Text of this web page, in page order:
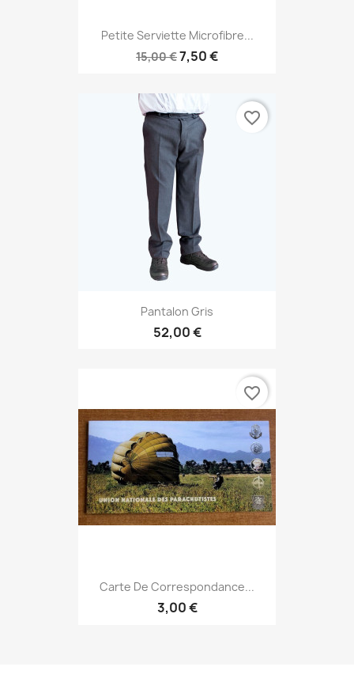
Petite Serviette Microfibre...
15,00 €7,50 €
Pantalon Gris
52,00 €
favorite_border
Carte De Correspondance...
3,00 €
favorite_border